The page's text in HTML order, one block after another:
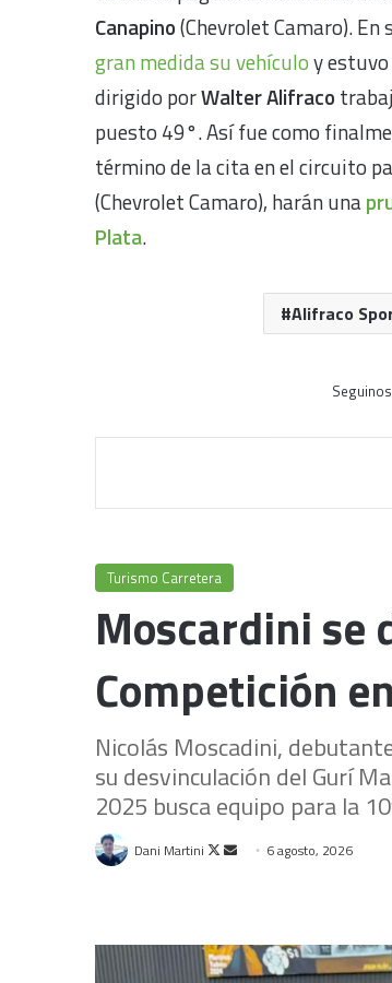
Canapino(Chevrolet Camaro).
gran medida su vehículoy
dirigido porWalter Alifraco
puesto 49°. Así fue como
término de la cita en el circuito
(Chevrolet Camaro), harán una
Plata.
Alifraco